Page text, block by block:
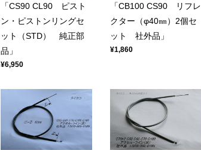
「CS90 CL90 ピスト
ン・ピストンリングセ
ット（STD） 純正部
品」
¥6,950
「CB100 CS90 リフレ
クター（φ40㎜）2個セ
ット 社外品」
¥1,860